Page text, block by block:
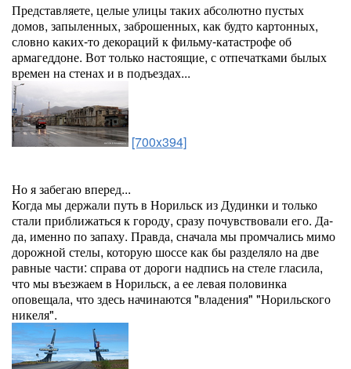
Представляете, целые улицы таких абсолютно пустых
домов, запыленных, заброшенных, как будто картонных,
словно каких-то декораций к фильму-катастрофе об
армагеддоне. Вот только настоящие, с отпечатками былых
времен на стенах и в подъездах...
[700x394]
Но я забегаю вперед...
Когда мы держали путь в Норильск из Дудинки и только
стали приближаться к городу, сразу почувствовали его. Да-
да, именно по запаху. Правда, сначала мы промчались мимо
дорожной стелы, которую шоссе как бы разделяло на две
равные части: справа от дороги надпись на стеле гласила,
что мы въезжаем в Норильск, а ее левая половинка
оповещала, что здесь начинаются "владения" "Норильского
никеля".